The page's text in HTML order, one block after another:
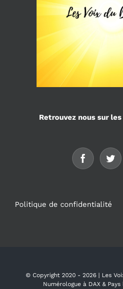
Retrouvez nous sur
Politique de confidentialité
© Copyright 2020 - 2026 | Les
Numérologue à DAX &